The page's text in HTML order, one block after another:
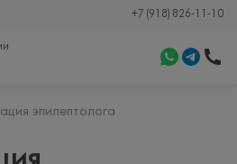
+7 (918) 826-11-10
эпилептолога